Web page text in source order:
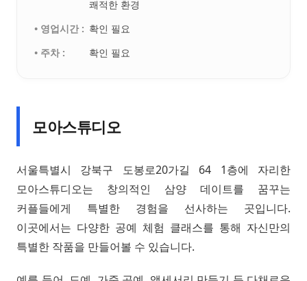
쾌적한 환경
• 영업시간 : 확인 필요
• 주차 :
확인 필요
모아스튜디오
서울특별시 강북구 도봉로20가길 64 1층에 자리한
모아스튜디오는 창의적인 삼양 데이트를 꿈꾸는
커플들에게 특별한 경험을 선사하는 곳입니다.
이곳에서는 다양한 공예 체험 클래스를 통해 자신만의
특별한 작품을 만들어볼 수 있습니다.